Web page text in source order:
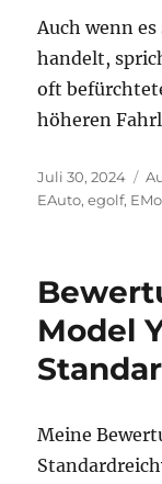
Auch wenn
handelt,
oft
höheren
Veröffentlicht
am
Juli 30, 2024
EAuto,egolf,
Model
Meine